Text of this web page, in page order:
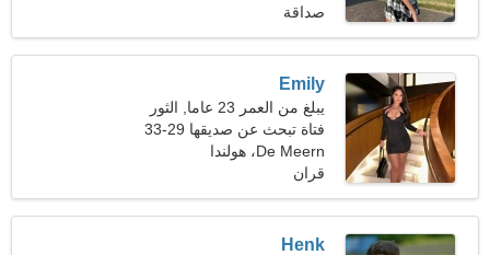
صداقة
Emily
يبلغ من العمر 23 عاما, الثور
فتاة تبحث عن صديقها 29-33
De Meern، هولندا
قران
Henk